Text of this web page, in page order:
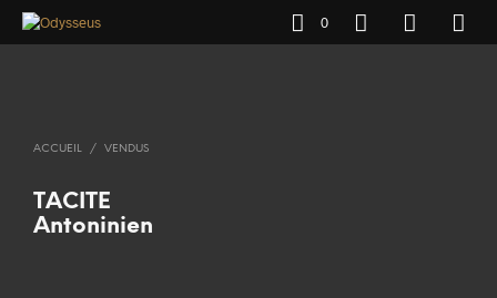
0
ACCUEIL / VENDUS
TACITE
Antoninien